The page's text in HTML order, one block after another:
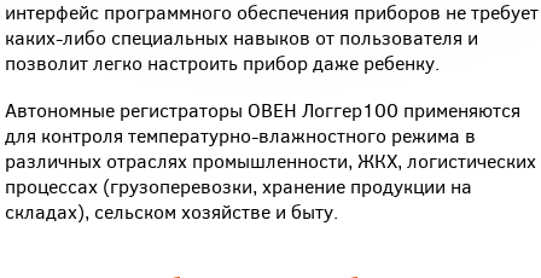
интерфейс программного обеспечения приборов не требует
каких-либо специальных навыков от пользователя и
позволит легко настроить прибор даже ребенку.
Автономные регистраторы ОВЕН Логгер100 применяются
для контроля температурно-влажностного режима в
различных отраслях промышленности, ЖКХ, логистических
процессах (грузоперевозки, хранение продукции на
складах), сельском хозяйстве и быту.